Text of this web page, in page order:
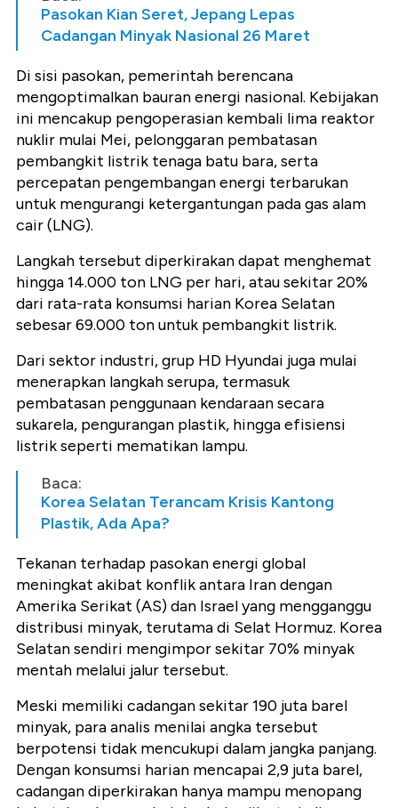
Pasokan Kian Seret, Jepang Lepas
Cadangan Minyak Nasional 26 Maret
Di sisi pasokan, pemerintah berencana
mengoptimalkan bauran energi nasional. Kebijakan
ini mencakup pengoperasian kembali lima reaktor
nuklir mulai Mei, pelonggaran pembatasan
pembangkit listrik tenaga batu bara, serta
percepatan pengembangan energi terbarukan
untuk mengurangi ketergantungan pada gas alam
cair (LNG).
Langkah tersebut diperkirakan dapat menghemat
hingga 14.000 ton LNG per hari, atau sekitar 20%
dari rata-rata konsumsi harian Korea Selatan
sebesar 69.000 ton untuk pembangkit listrik.
Dari sektor industri, grup HD Hyundai juga mulai
menerapkan langkah serupa, termasuk
pembatasan penggunaan kendaraan secara
sukarela, pengurangan plastik, hingga efisiensi
listrik seperti mematikan lampu.
Baca:
Korea Selatan Terancam Krisis Kantong
Plastik, Ada Apa?
Tekanan terhadap pasokan energi global
meningkat akibat konflik antara Iran dengan
Amerika Serikat (AS) dan Israel yang mengganggu
distribusi minyak, terutama di Selat Hormuz. Korea
Selatan sendiri mengimpor sekitar 70% minyak
mentah melalui jalur tersebut.
Meski memiliki cadangan sekitar 190 juta barel
minyak, para analis menilai angka tersebut
berpotensi tidak mencukupi dalam jangka panjang.
Dengan konsumsi harian mencapai 2,9 juta barel,
cadangan diperkirakan hanya mampu menopang